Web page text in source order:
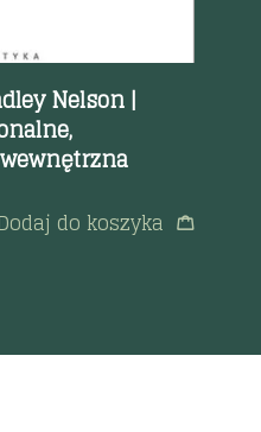
Nelson |
do koszyka